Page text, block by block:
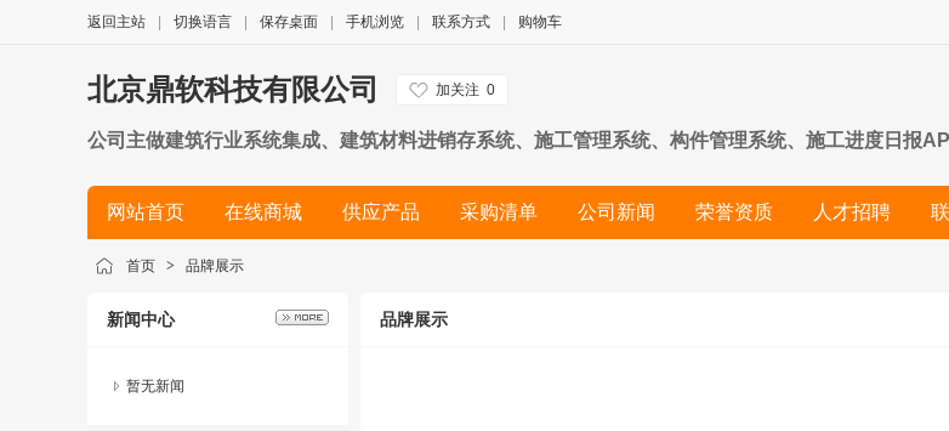
返回主站 切换语言 保存桌面 手机浏览 联系方式 购物车
北京鼎软科技有限公司 加关注 0
公司主做建筑行业系统集成、建筑材料进销存系统、施工管理系统、构件管理系统、施工进度日报
公路桥梁、预制构件等领域，帮助客户应用信息化管理系统，优化管理流程、提高管理效率、降低运
网站首页 在线商城 供应产品 采购清单 公司新闻 荣誉资质 人才招聘
简历
首页 > 品牌展示
新闻中心
暂无新闻
品牌展示